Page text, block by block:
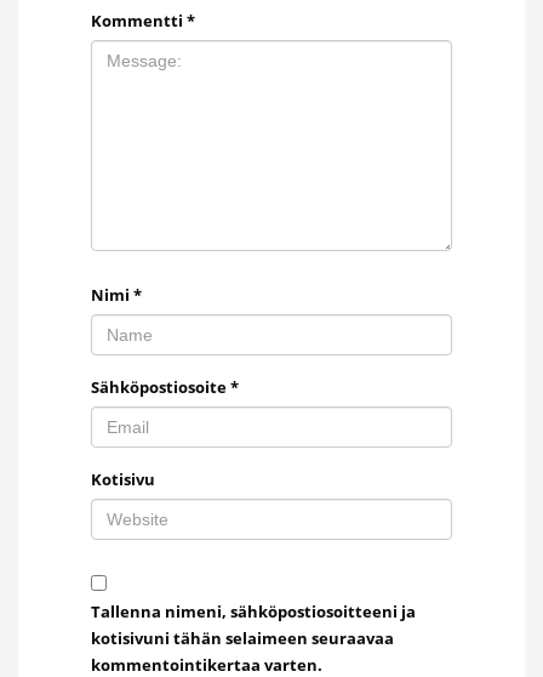
Kommentti *
Nimi *
Sähköpostiosoite*
Kotisivu
Tallenna nimeni, sähköpostiosoitteeni ja
kotisivuni tähän selaimeen seuraavaa
kommentointikertaa varten.